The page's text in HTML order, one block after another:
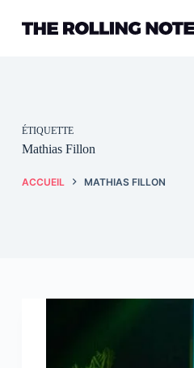
contenu
ÉTIQUETTE
Mathias Fillon
ACCUEIL MATHIAS FILLON